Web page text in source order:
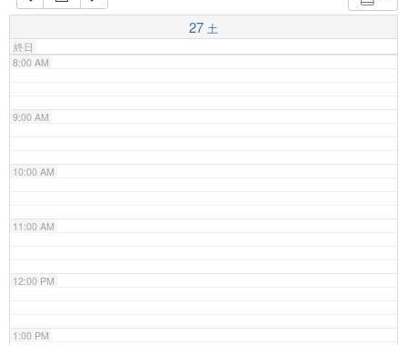
27 土
終日
7:00 AM
8:00 AM
9:00 AM
10:00 AM
11:00 AM
12:00 PM
1:00 PM